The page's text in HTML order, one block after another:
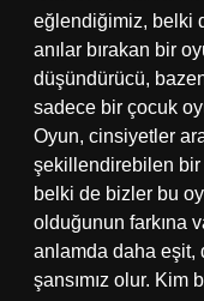
eğlendiğimiz, belki
anılar bırakan bir
düşündürücü,
sadece bir çocuk
Oyun, cinsiyetler
şekillendirebilen
belki de bizler bu
olduğunun farkına
anlamda daha eşit,
şansımız olur. Kim